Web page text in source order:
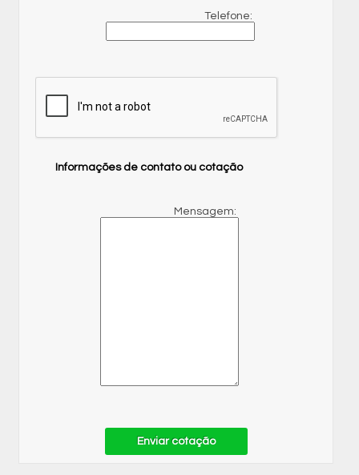
Telefone:
Informações de contato ou cotação
Mensagem:
Enviar cotação